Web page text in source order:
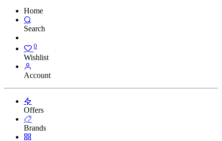
Home
Search
0
Wishlist
Account
Offers
Brands